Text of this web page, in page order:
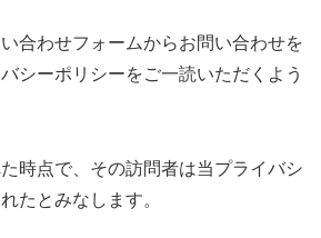
合わせフォームからお問い合わせを
シーポリシーをご一読いただくよう
時点で、その訪問者は当プライバシ
たとみなします。